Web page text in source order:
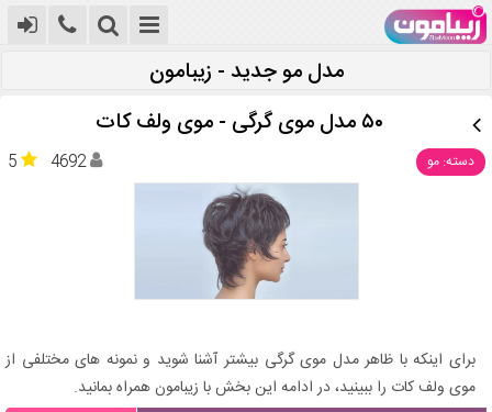
مدل مو جدید - زیبامون
۵۰ مدل موی گرگی - موی ولف کات
دسته: مو 5 4692
برای اینکه با ظاهر مدل موی گرگی بیشتر آشنا شوید و نمونه های مختلفی از
موی ولف کات را ببینید، در ادامه این بخش با زیبامون همراه بمانید.